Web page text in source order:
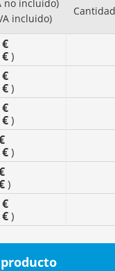
no incluido)
incluido)
)
)
)
)
)
)